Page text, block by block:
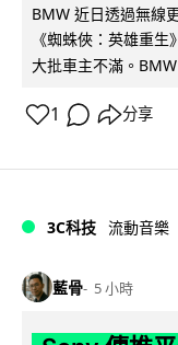
BMW 近日透過無線
《蜘蛛俠：英雄重
大批車主不滿。
1 分享
3C科技 流動音樂
藍骨 5 小時